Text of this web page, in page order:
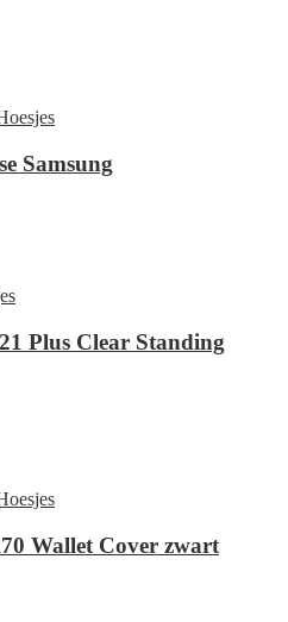
Samsung
Plus Clear Standing
Wallet Cover zwart